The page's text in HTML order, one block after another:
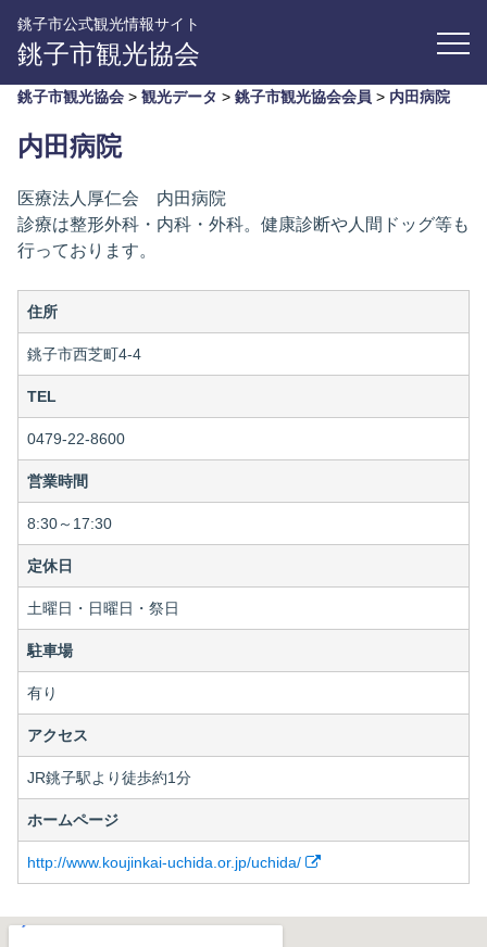
銚子市公式観光情報サイト
銚子市観光協会
銚子市観光協会 > 観光データ > 銚子市観光協会会員 > 内田病院
内田病院
医療法人厚仁会 内田病院
診療は整形外科・内科・外科。健康診断や人間ドッグ等も
行っております。
住所
銚子市西芝町4-4
TEL
0479-22-8600
営業時間
8:30～17:30
定休日
土曜日・日曜日・祭日
駐車場
有り
アクセス
JR銚子駅より徒歩約1分
ホームページ
http://www.koujinkai-uchida.or.jp/uchida/